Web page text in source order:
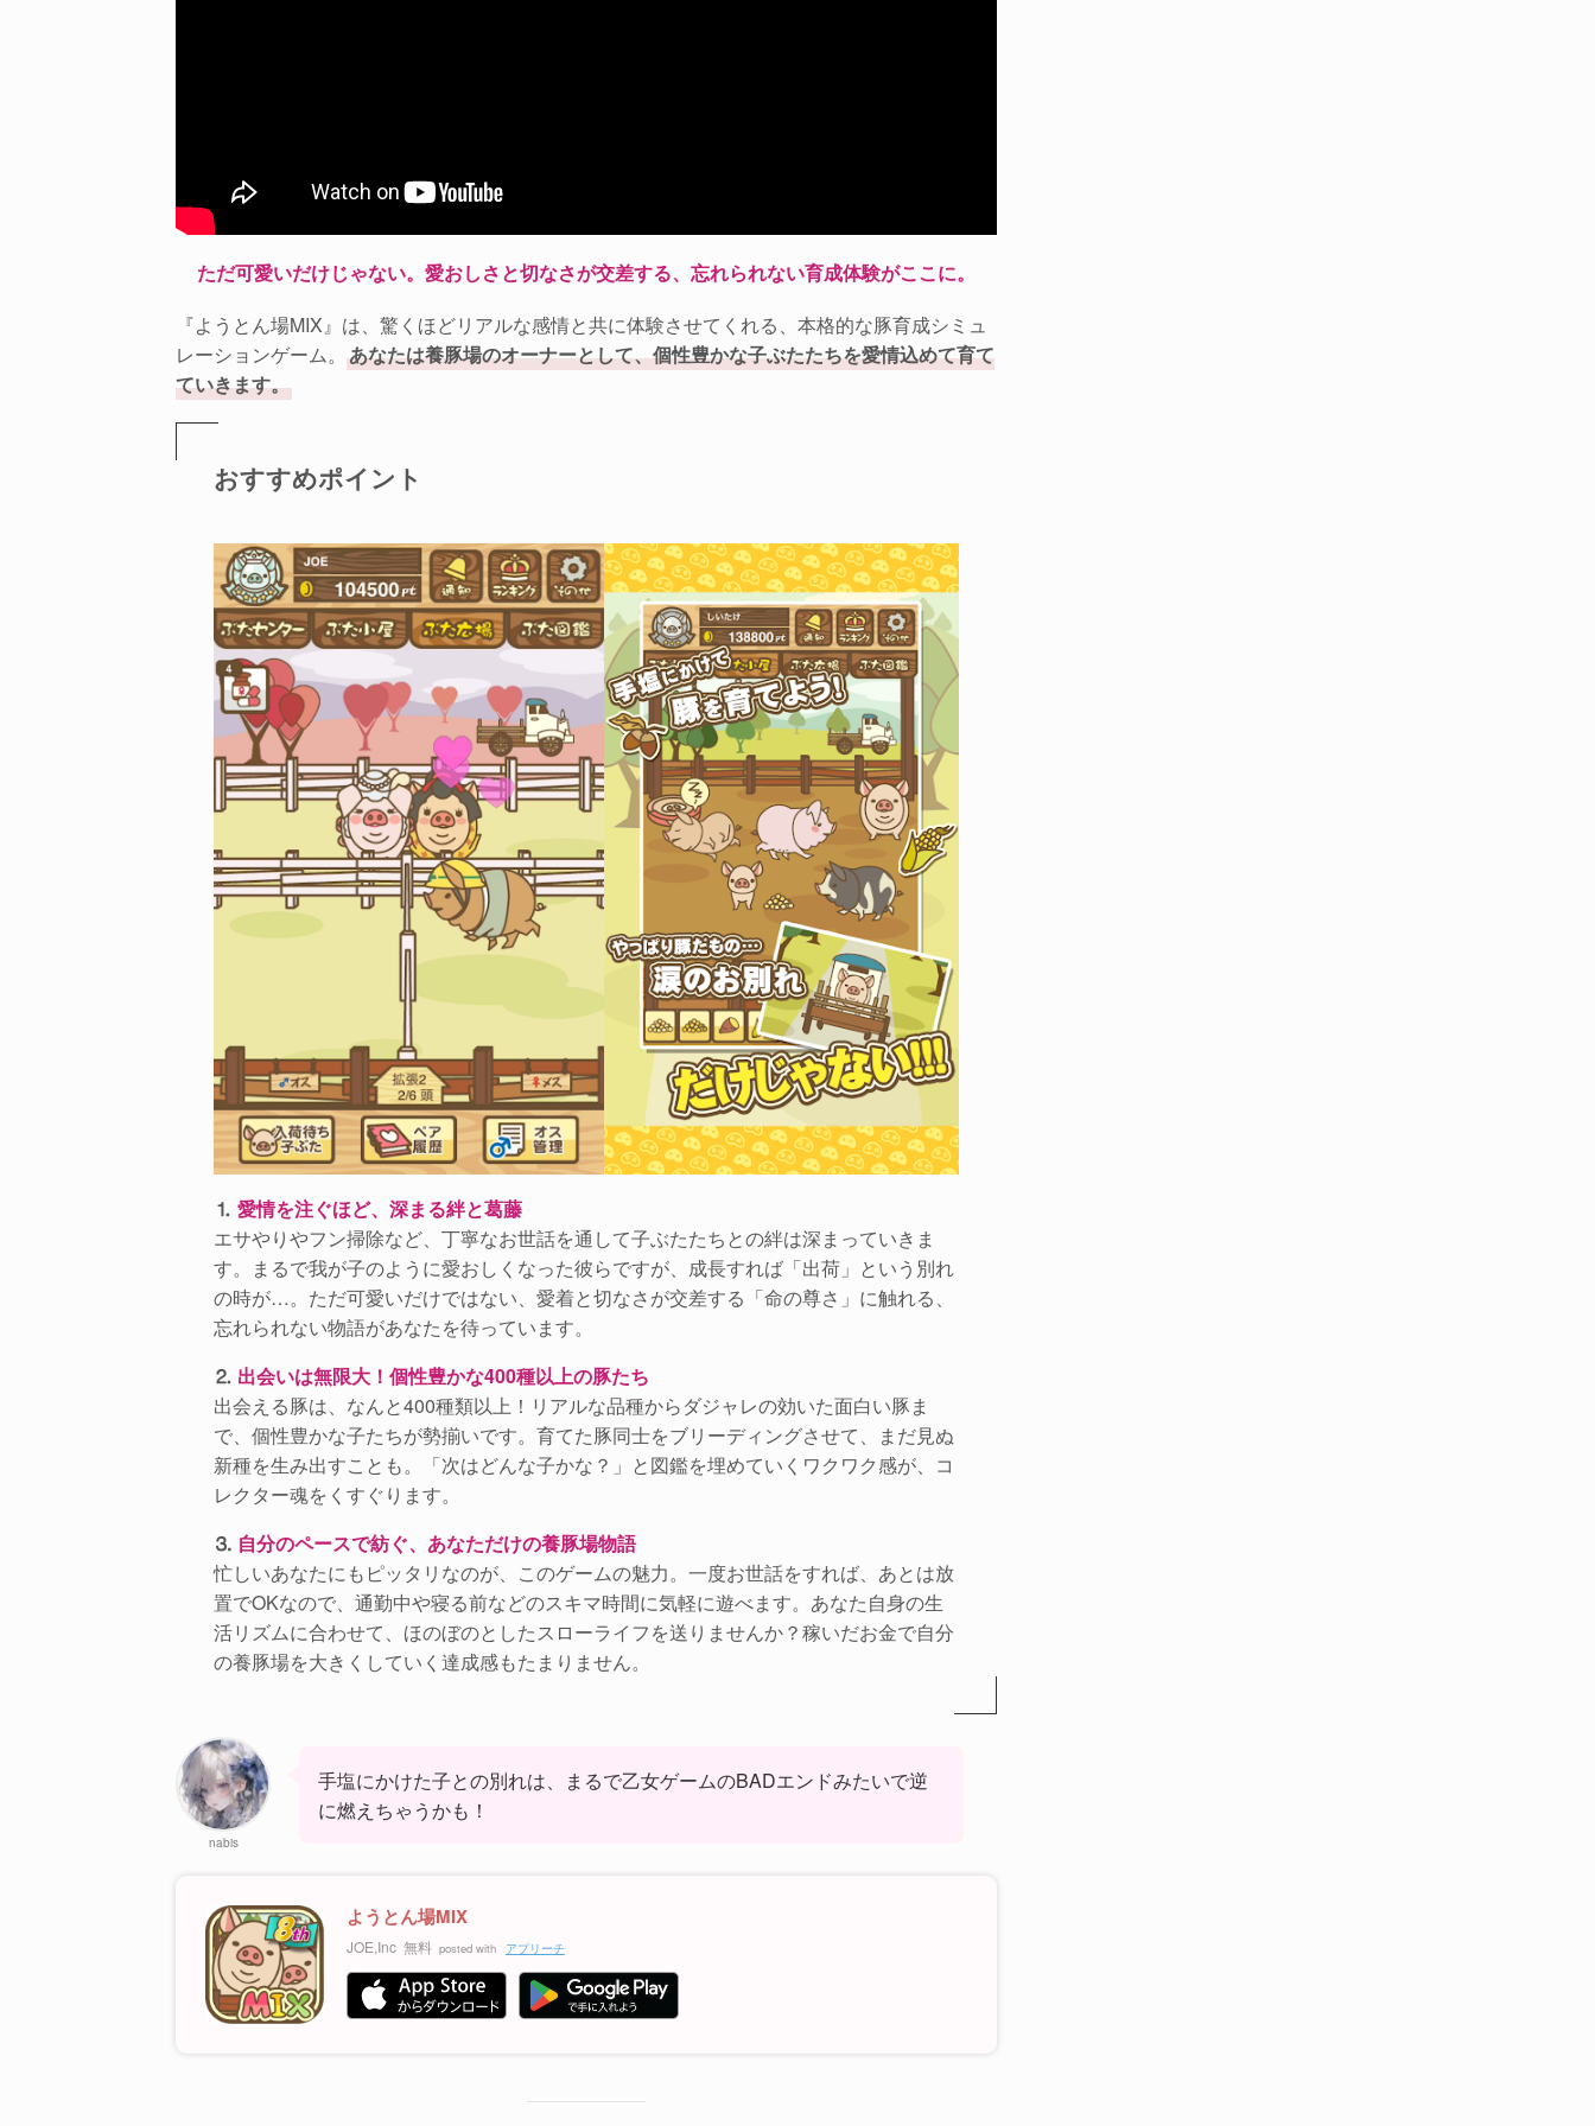
ただ可愛いだけじゃない。愛おしさと切なさが交差する、忘れられない育成体験がここに。
『ようとん場MIX』は、驚くほどリアルな感情と共に体験させてくれる、本格的な豚育成シミュ
レーションゲーム。 あなたは養豚場のオーナーとして、個性豊かな子ぶたたちを愛情込めて育て
ていきます。
おすすめポイント
⒈ 愛情を注ぐほど、深まる絆と葛藤
エサやりやフン掃除など、丁寧なお世話を通して子ぶたたちとの絆は深まっていきま
す。まるで我が子のように愛おしくなった彼らですが、成長すれば「出荷」という別れ
の時が…。ただ可愛いだけではない、愛着と切なさが交差する「命の尊さ」に触れる、
忘れられない物語があなたを待っています。
⒉ 出会いは無限大！個性豊かな400種以上の豚たち
出会える豚は、なんと400種類以上！リアルな品種からダジャレの効いた面白い豚ま
で、個性豊かな子たちが勢揃いです。育てた豚同士をブリーディングさせて、まだ見ぬ
新種を生み出すことも。「次はどんな子かな？」と図鑑を埋めていくワクワク感が、コ
レクター魂をくすぐります。
⒊ 自分のペースで紡ぐ、あなただけの養豚場物語
忙しいあなたにもピッタリなのが、このゲームの魅力。一度お世話をすれば、あとは放
置でOKなので、通勤中や寝る前などのスキマ時間に気軽に遊べます。あなた自身の生
活リズムに合わせて、ほのぼのとしたスローライフを送りませんか？稼いだお金で自分
の養豚場を大きくしていく達成感もたまりません。
nabis
手塩にかけた子との別れは、まるで乙女ゲームのBADエンドみたいで逆
に燃えちゃうかも！
ようとん場MIX
JOE,Inc 無料 posted with アプリーチ